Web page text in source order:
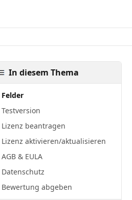
In diesem Thema
Felder
Testversion
Lizenz beantragen
Lizenz aktivieren/aktualisieren
AGB & EULA
Datenschutz
Bewertung abgeben